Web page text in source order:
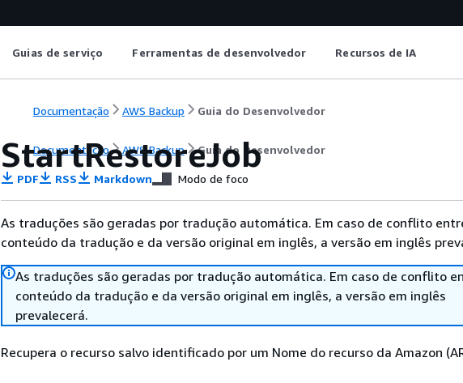
Guias de serviço Ferramentas de desenvolvedor Recursos de IA
Documentação AWS Backup Guia do Desenvolvedor
Documentação AWS Backup Guia do Desenvolvedor
StartRestoreJob
PDF RSS Markdown Modo de foco
As traduções são geradas por tradução automática. Em caso de conflito
conteúdo da tradução e da versão original em inglês, a versão em inglês
As traduções são geradas por tradução automática. Em caso de conflito
conteúdo da tradução e da versão original em inglês, a versão em inglês
prevalecerá.
Recupera o recurso salvo identificado por um Nome do recurso da Amazon